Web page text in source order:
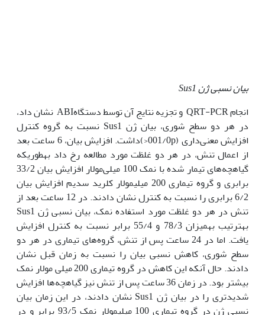
بیان نسبی ژنSus1
انجام QRT-PCR و تجزیه نتایج آن توسط دستگاهABI نشان داد،
در هر دو سطح شوری، بیان ژن Sus1 نسبت به گروه کنترل
افزایش معنی‌داری (001/0p<)داشت. افزایش بیان، 6 ساعت بعد
از اعمال تنش، در هر دو غلظت مورد مطالعه رخ داد به‏طوری‏که
گیاه‏چه‌های تیمار شده با نمک 100 میلی‌مولار افزایش بیان 33/2
برابری و گروه تیماری 200 میلی‏مولار کلرید سدیم افزایش بیان
6/2 برابری را نسبت به کنترل نشان دادند. در 12 ساعت بعد از
تنش در هر دو غلظت مورد استفاده نمک، بیان نسبی ژن Sus1
به‏ترتیب به‏میزان 78/3 و 55/4 برابر نسبت به کنترل افزایش
یافت. اما در 24 ساعت پس از تنش، گروه‌های تیماری در هر دو
سطح شوری، کاهش نسبی بیان را نسبت به زمان قبل نشان
دادند. حال آنکه این کاهش در گروه تیماری 200 میلی مولار نمک
بیشتر بود. در زمان 36 ساعت پس از تنش نیز گیاه‏چه‌ها افزایش
شدیدتری را در بیان ژن Sus1 نشان دادند، در این زمان بیان
نسبی ژن در گروه تیماری 100 میلی‏مولار نمک 93/5 برابر و در